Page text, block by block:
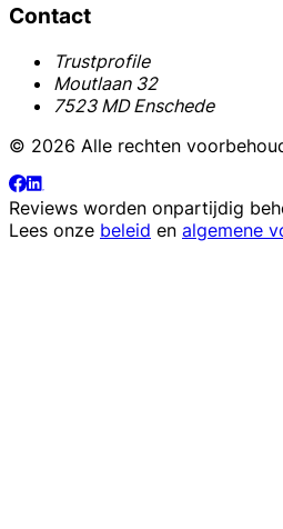
Contact
Trustprofile
Moutlaan 32
7523 MD Enschede
© 2026 Alle rechten
Reviews worden onpartijdig
Lees onze beleid en algemene